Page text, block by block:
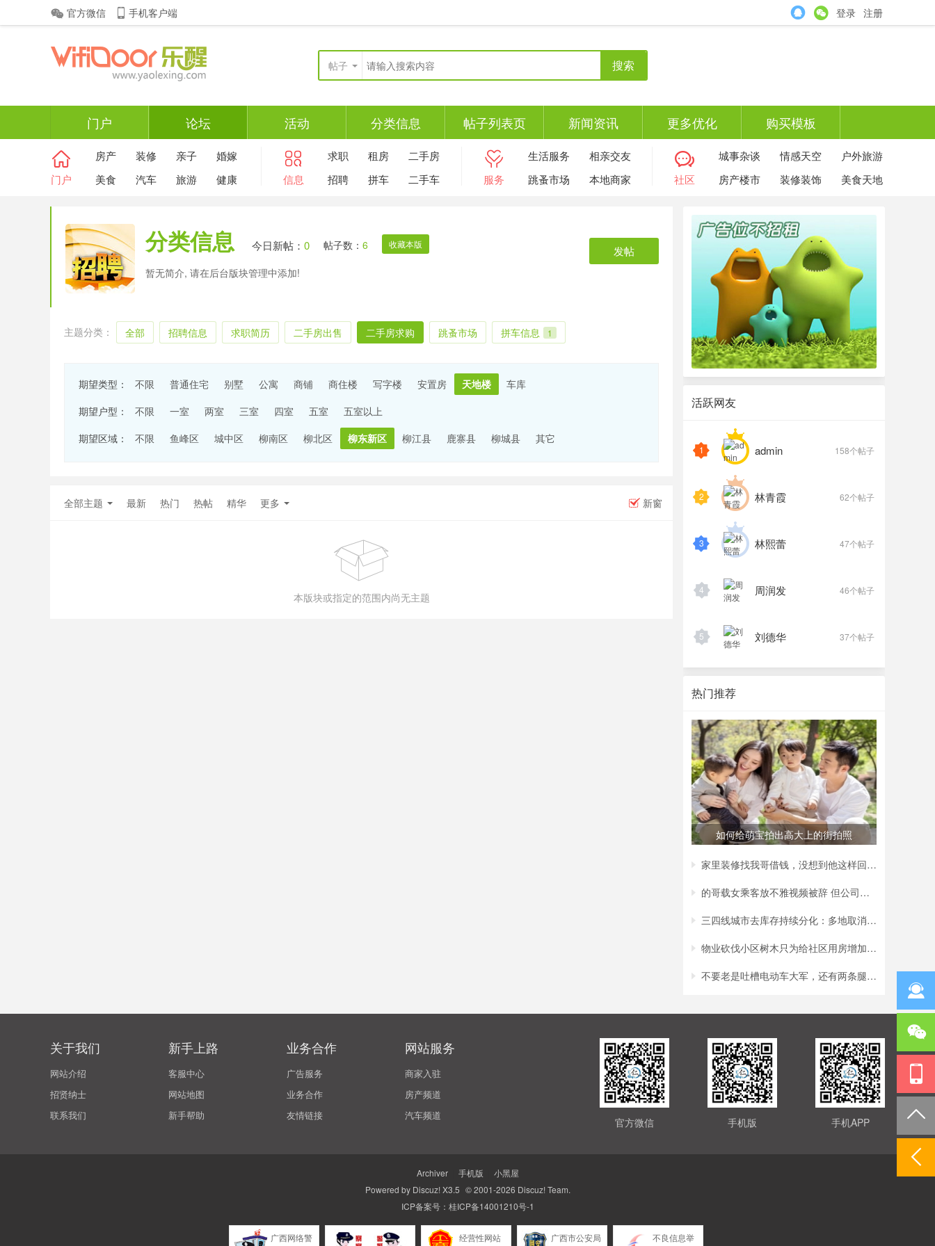
官方微信 手机客户端 登录 注册
帖子 搜索
门户 论坛 活动 分类信息 帖子列表页 新闻资讯 更多优化 购买模板
门户
房产 装修 亲子
婚嫁
美食
汽车 旅游 健康 信息
求职 租房
二手房
招聘
拼车 二手车 服务
生活服务
相亲交友
跳蚤市场
本地商家 社区
城事杂谈 情感天空
户外旅游
房产楼市
装修装饰 美食天地
分类信息 今日新帖： 0 帖子数： 6 收藏本版
暂无简介, 请在后台版块管理中添加!
发帖
主题分类： 全部 招聘信息 求职简历 二手房出售 二手房求购 跳蚤市场 拼车信息 1
期望类型： 不限 普通住宅 别墅 公寓 商铺 商住楼 写字楼 安置房 天地楼
车库
期望户型：
不限 一室 两室 三室 四室 五室
五室以上
期望区域：
不限 鱼峰区 城中区 柳南区 柳北区 柳东新区 柳江县 鹿寨县 柳城县 其它
新窗
全部主题 最新 热门 热帖 精华 更多
本版块或指定的范围内尚无主题
活跃网友
1 admin 158个帖子
2 林青霞 62个帖子
3 林熙蕾 47个帖子
4 周润发 46个帖子
5 刘德华 37个帖子
热门推荐
如何给萌宝拍出高大上的街拍照
家里装修找我哥借钱，没想到他这样回复我，
的哥载女乘客放不雅视频被辞 但公司称非黄
三四线城市去库存持续分化：多地取消购房补
物业砍伐小区树木只为给社区用房增加采光？
不要老是吐槽电动车大军，还有两条腿的行人
关于我们
网站介绍
招贤纳士
联系我们
新手上路
客服中心
网站地图
新手帮助
业务合作
广告服务
业务合作
友情链接
网站服务
商家入驻
房产频道
汽车频道
手机APP
手机版
官方微信
Archiver 手机版
小黑屋
Powered by Discuz! X3.5 © 2001-2026 Discuz! Team.
ICP备案号： 桂ICP备14001210号-1
广西网络警 经营性网站 广西市公安局 不良信息举